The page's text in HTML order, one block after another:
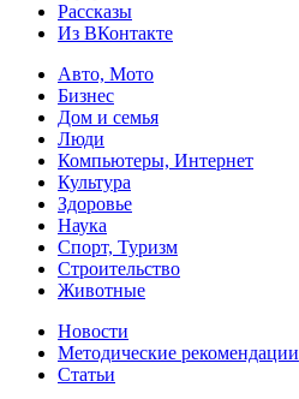
Рассказы
Из ВКонтакте
Авто, Мото
Бизнес
Дом и семья
Люди
Компьютеры, Интернет
Культура
Здоровье
Наука
Спорт, Туризм
Строительство
Животные
Новости
Методические рекомендации
Статьи